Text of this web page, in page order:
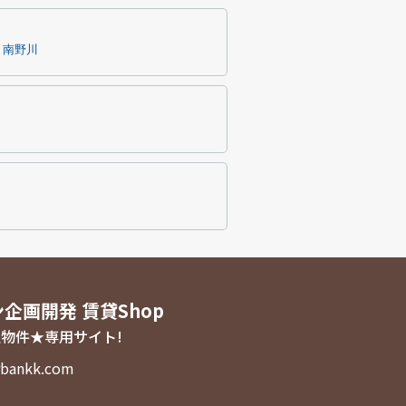
南野川
画開発 賃貸Shop
件★専用サイト!